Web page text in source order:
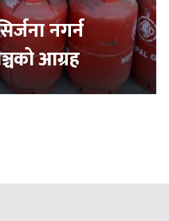
नगर्न
आग्रह